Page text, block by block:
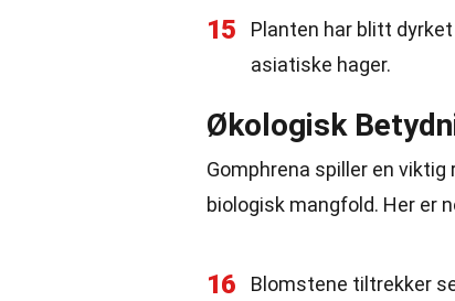
15
Planten har blitt
asiatiske hager.
Økologisk
Gomphrena spiller en
biologisk mangfold. Her er
16
Blomstene tiltrekker